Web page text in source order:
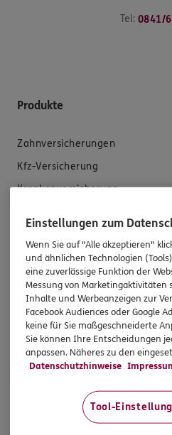
Tel: 0841/
Produkte
Zahnversicherungen
Kfz-Versicherung
Krankenversicherung
Hilfe & Services
E-Mail schreiben
Schaden melden
Erstkontaktinformationen
Datenverarbeitung
Einstellungen zum
Wenn Sie auf "Alle akzeptieren"
und ähnlichen Technologien
eine zuverlässige Funktion der
Messung von Marketingaktivitäten
Inhalte und Werbeanzeigen zur
Facebook Audiences oder Google
keine für Sie maßgeschneiderte
Sie können Ihre Entscheidungen
anpassen. Näheres zu den
Datenschutzhinweise
Tool-